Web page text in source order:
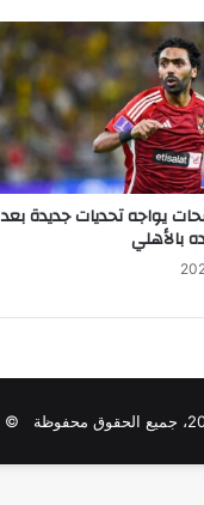
يواجه تحديات جديدة بعد
بالأهلي